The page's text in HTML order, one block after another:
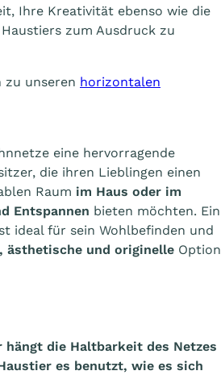
Ihre Kreativität ebenso wie die
zum Ausdruck zu
zu unseren horizontalen
eine hervorragende
die ihren Lieblingen einen
Raum im Haus oder im
Entspannen bieten möchten. Ein
ideal für sein Wohlbefinden und
ästhetische und originelle Option
hängt die Haltbarkeit des Netzes
es benutzt, wie es sich